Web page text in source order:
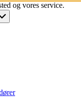
og vores service.